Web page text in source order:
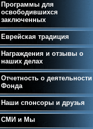
Программы для
освободившихся
заключенных
Еврейская традиция
Награждения и отзывы о
наших делах
Отчетность о деятельности
Фонда
Наши спонсоры и друзья
СМИ и Мы